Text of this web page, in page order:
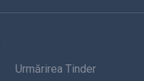
Urmărirea Tinder